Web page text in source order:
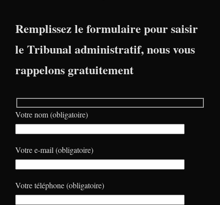
Remplissez le formulaire pour saisir
le Tribunal administratif, nous vous
rappelons gratuitement
Votre nom (obligatoire)
Votre e-mail (obligatoire)
Votre téléphone (obligatoire)